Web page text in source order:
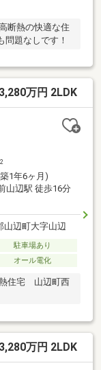
断熱の快適な住
問題なしです！
万円 2LDK
2
1年6ヶ月)
山辺駅 徒歩16分
山辺町大字山辺
駐車場あり
オール電化
住宅 山辺町西
万円 2LDK